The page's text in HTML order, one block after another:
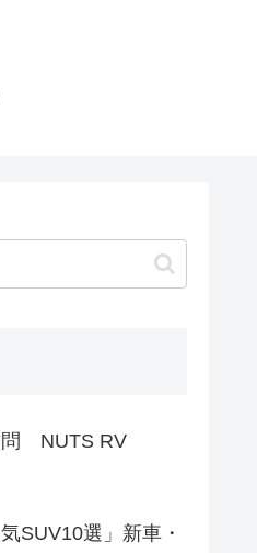
問 NUTS RV
SUV10選」新車・